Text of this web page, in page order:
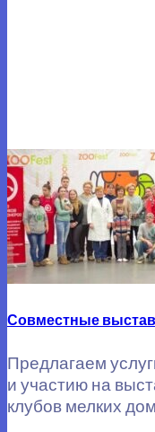
Совместные
Предлагаем
и участию на
клубов мелких